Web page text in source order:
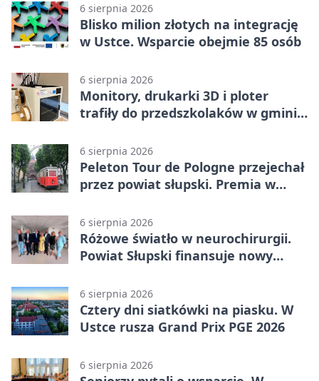
6 sierpnia 2026
Blisko milion złotych na integrację
w Ustce. Wsparcie obejmie 85 osób
6 sierpnia 2026
Monitory, drukarki 3D i ploter
trafiły do przedszkolaków w gminie
6 sierpnia 2026
Peleton Tour de Pologne przejechał
przez powiat słupski. Premia w
6 sierpnia 2026
Różowe światło w neurochirurgii.
Powiat Słupski finansuje nowy
6 sierpnia 2026
Cztery dni siatkówki na piasku. W
Ustce rusza Grand Prix PGE 2026
6 sierpnia 2026